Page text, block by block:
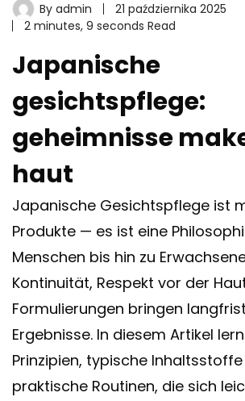
By admin
21 października 2025
2 minutes, 9 seconds Read
Japanische
gesichtspflege:
geheimnisse
haut
Japanische Gesichtspflege ist
Produkte — es ist eine
Menschen bis hin zu
Kontinuität, Respekt vor der
Formulierungen bringen
Ergebnisse. In diesem Artikel
Prinzipien, typische
praktische Routinen, die sich